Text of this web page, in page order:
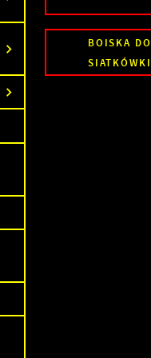
BOISKA DO
SIATKÓWKI